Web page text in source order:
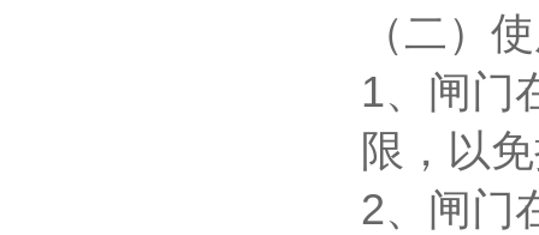
（二）
1、闸门
限，以
2、闸门